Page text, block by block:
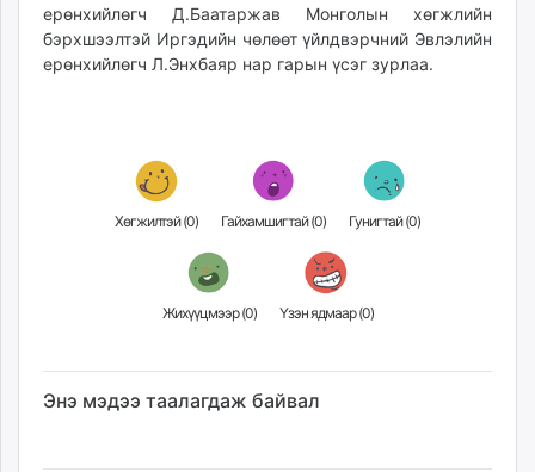
ерөнхийлөгч Д.Баатаржав Монголын хөгжлийн
бэрхшээлтэй Иргэдийн чөлөөт үйлдвэрчний Эвлэлийн
ерөнхийлөгч Л.Энхбаяр нар гарын үсэг зурлаа.
Хөгжилтэй (0) Гайхамшигтай (0) Гунигтай (0)
Жихүүцмээр (0) Үзэн ядмаар (0)
Энэ мэдээ таалагдаж байвал